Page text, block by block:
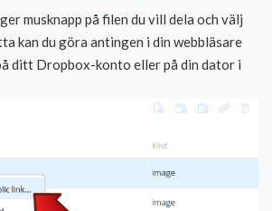
musknapp på filen du vill dela och välj
kan du göra antingen i din webbläsare
ditt Dropbox-konto eller på din dator i